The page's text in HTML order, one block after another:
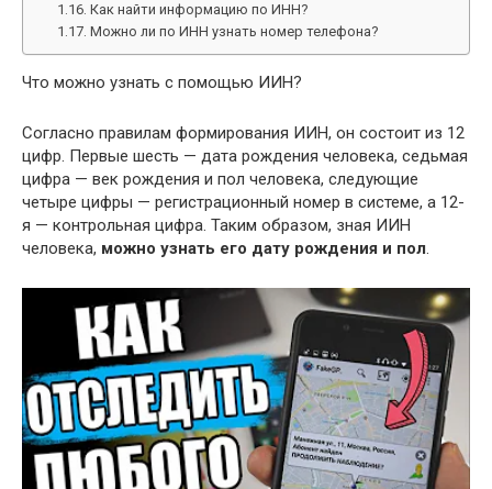
Как найти информацию по ИНН?
Можно ли по ИНН узнать номер телефона?
Что можно узнать с помощью ИИН?
Согласно правилам формирования ИИН, он состоит из 12
цифр. Первые шесть — дата рождения человека, седьмая
цифра — век рождения и пол человека, следующие
четыре цифры — регистрационный номер в системе, а 12-
я — контрольная цифра. Таким образом, зная ИИН
человека, можно узнать его дату рождения и пол.